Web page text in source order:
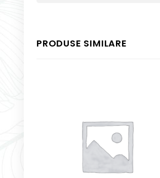
PRODUSE SIMILARE